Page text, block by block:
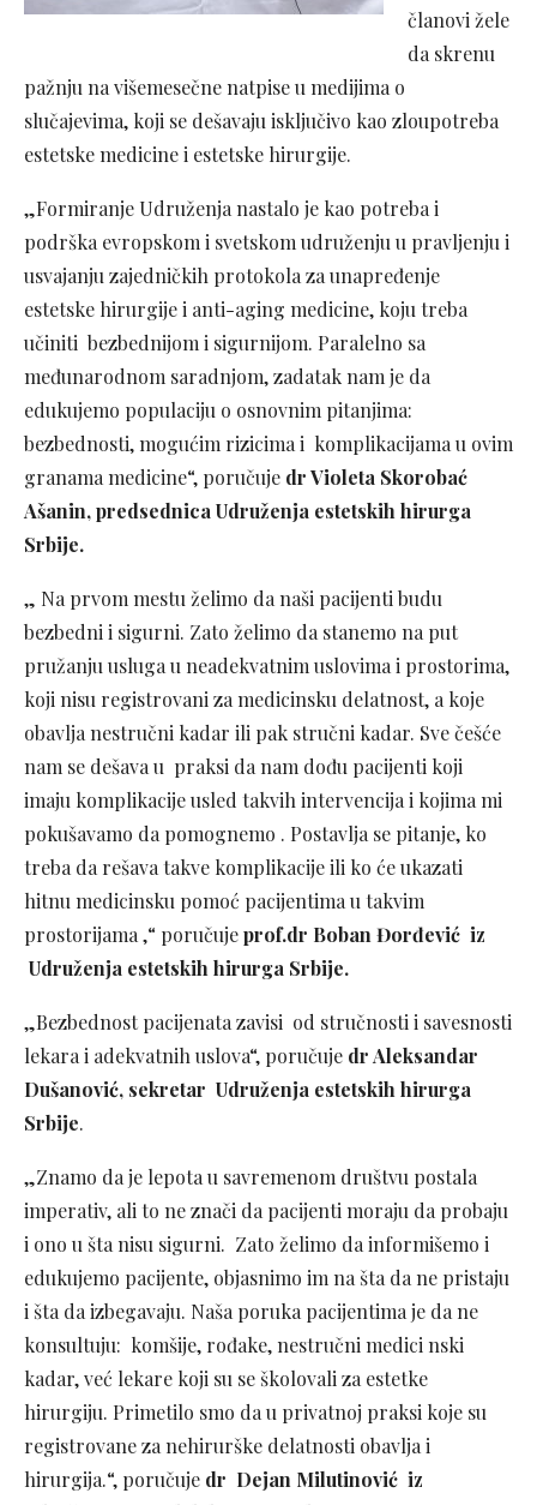
članovi žele
da skrenu
pažnju na višemesečne natpise u medijima o
slučajevima, koji se dešavaju isključivo kao zloupotreba
estetske medicine i estetske hirurgije.
„Formiranje Udruženja nastalo je kao potreba i
podrška evropskom i svetskom udruženju u pravljenju i
usvajanju zajedničkih protokola za unapređenje
estetske hirurgije i anti-aging medicine, koju treba
učiniti bezbednijom i sigurnijom. Paralelno sa
međunarodnom saradnjom, zadatak nam je da
edukujemo populaciju o osnovnim pitanjima:
bezbednosti, mogućim rizicima i komplikacijama u ovim
granama medicine“, poručuje dr Violeta Skorobać
Ašanin, predsednica Udruženja estetskih hirurga
Srbije.
„ Na prvom mestu želimo da naši pacijenti budu
bezbedni i sigurni. Zato želimo da stanemo na put
pružanju usluga u neadekvatnim uslovima i prostorima,
koji nisu registrovani za medicinsku delatnost, a koje
obavlja nestručni kadar ili pak stručni kadar. Sve češće
nam se dešava u praksi da nam dođu pacijenti koji
imaju komplikacije usled takvih intervencija i kojima mi
pokušavamo da pomognemo . Postavlja se pitanje, ko
treba da rešava takve komplikacije ili ko će ukazati
hitnu medicinsku pomoć pacijentima u takvim
prostorijama ,“ poručujeprof.dr Boban Đorđević iz
Udruženja estetskih hirurga Srbije.
„Bezbednost pacijenata zavisi od stručnosti i savesnosti
lekara i adekvatnih uslova“, poručuje dr Aleksandar
Dušanović, sekretar Udruženja estetskih hirurga
Srbije.
„Znamo da je lepota u savremenom društvu postala
imperativ, ali to ne znači da pacijenti moraju da probaju
i ono u šta nisu sigurni. Zato želimo da informišemo i
edukujemo pacijente, objasnimo im na šta da ne pristaju
i šta da izbegavaju. Naša poruka pacijentima je da ne
konsultuju: komšije, rođake, nestručni medici nski
kadar, već lekare koji su se školovali za estetke
hirurgiju. Primetilo smo da u privatnoj praksi koje su
registrovane za nehirurške delatnosti obavlja i
hirurgija.“, poručuje dr Dejan Milutinović iz